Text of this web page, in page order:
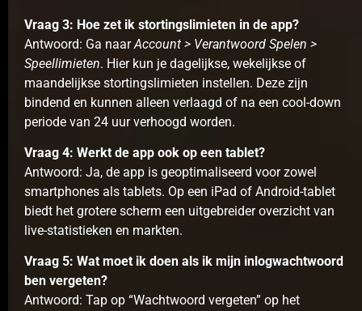
Vraag 3: Hoe zet ik stortingslimieten in de app?
Antwoord: Ga naarAccount > Verantwoord Spelen >
Speellimieten. Hier kun je dagelijkse, wekelijkse of
maandelijkse stortingslimieten instellen. Deze zijn
bindend en kunnen alleen verlaagd of na een cool-down
periode van 24 uur verhoogd worden.
Vraag 4: Werkt de app ook op een tablet?
Antwoord: Ja, de app is geoptimaliseerd voor zowel
smartphones als tablets. Op een iPad of Android-tablet
biedt het grotere scherm een uitgebreider overzicht van
live-statistieken en markten.
Vraag 5: Wat moet ik doen als ik mijn inlogwachtwoord
ben vergeten?
Antwoord: Tap op “Wachtwoord vergeten” op het